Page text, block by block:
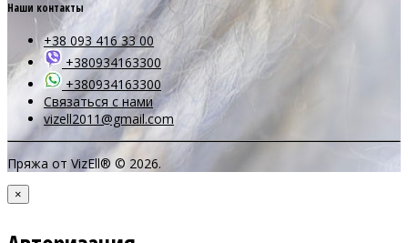
Наши контакты
+38 093 416 33 00
+380934163300
+380934163300
Связаться с нами
vizell2011@gmail.com
Пряжа от VizEll® © 2026.
×